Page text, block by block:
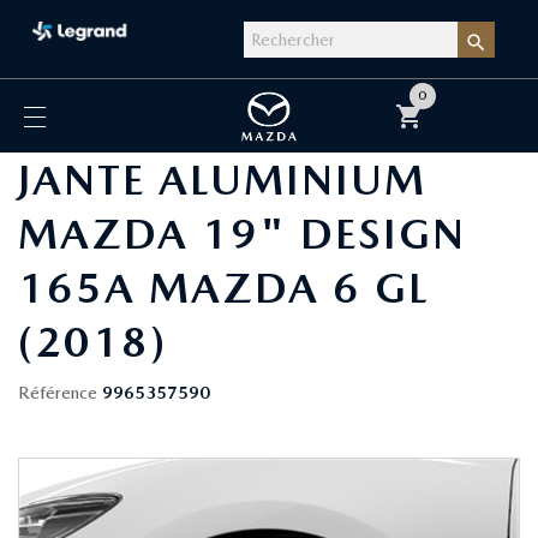

shopping_cart
0
JANTE ALUMINIUM
MAZDA 19" DESIGN
165A MAZDA 6 GL
(2018)
Référence 9965357590